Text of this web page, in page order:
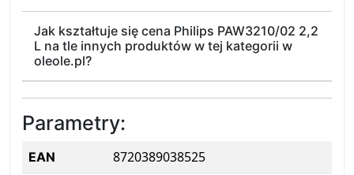
Jak kształtuje się cena Philips PAW3210/02 2,2
L na tle innych produktów w tej kategorii w
oleole.pl?
Parametry:
EAN 8720389038525